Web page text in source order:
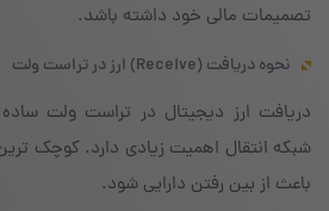
تصمیمات مالی خود داشته باشد.
نحوه دریافت (Receive) ارز در تراست ولت
دریافت ارز دیجیتال در تراست ولت
شبکه انتقال اهمیت زیادی دارد. کوچک
باعث از بین رفتن دارایی شود.